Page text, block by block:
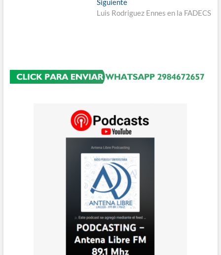
Siguiente
siguiente:
Luis Rodriguez Ennes en la FADECS